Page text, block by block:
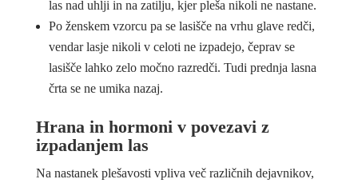
las nad uhlji in na zatilju, kjer pleša nikoli ne nastane.
Po ženskem vzorcu pa se lasišče na vrhu glave redči,
vendar lasje nikoli v celoti ne izpadejo, čeprav se
lasišče lahko zelo močno razredči. Tudi prednja lasna
črta se ne umika nazaj.
Hrana in hormoni v povezavi z
izpadanjem las
Na nastanek plešavosti vpliva več različnih dejavnikov,